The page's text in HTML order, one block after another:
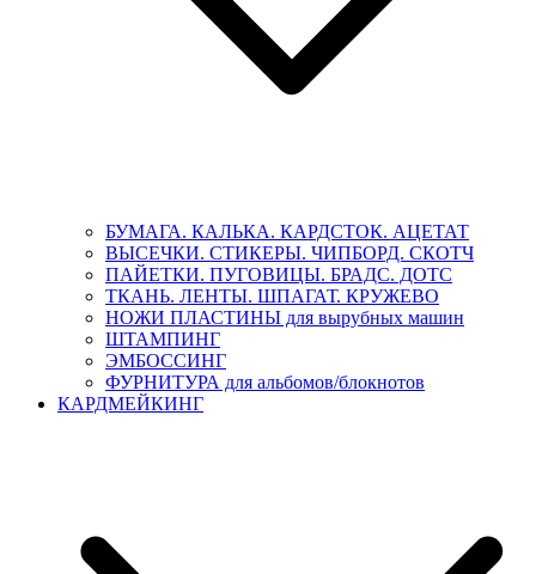
БУМАГА. КАЛЬКА. КАРДСТОК. АЦЕТАТ
ВЫСЕЧКИ. СТИКЕРЫ. ЧИПБОРД. СКОТЧ
ПАЙЕТКИ. ПУГОВИЦЫ. БРАДС. ДОТС
ТКАНЬ. ЛЕНТЫ. ШПАГАТ. КРУЖЕВО
НОЖИ ПЛАСТИНЫ для вырубных машин
ШТАМПИНГ
ЭМБОССИНГ
ФУРНИТУРА для альбомов/блокнотов
КАРДМЕЙКИНГ